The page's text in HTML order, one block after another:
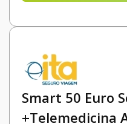
Smart 50 Euro
+Telemedicina